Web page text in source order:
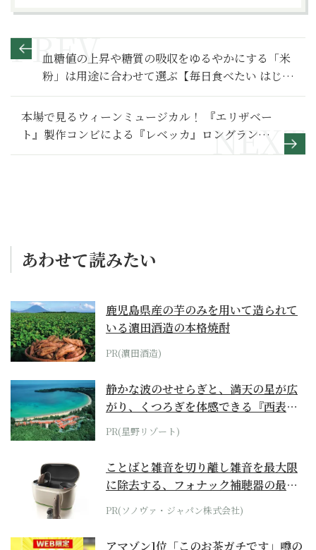
血糖値の上昇や糖質の吸収をゆるやかにする「米
粉」は用途に合わせて選ぶ【毎日食べたい はじめ
ての米粉レシピ おかずとパンとお菓子】
本場で見るウィーンミュージカル！ 『エリザベー
ト』製作コンビによる『レベッカ』ロングラン公
演の魅力
あわせて読みたい
鹿児島県産の芋のみを用いて造られて
いる濵田酒造の本格焼酎
PR(濵田酒造)
静かな波のせせらぎと、満天の星が広
がり、くつろぎを体感できる『西表島
ホテル by...
PR(星野リゾート)
ことばと雑音を切り離し雑音を最大限
に除去する、フォナック補聴器の最上
位モデル
PR(ソノヴァ・ジャパン株式会社)
アマゾン1位「このお茶ガチです」噂の